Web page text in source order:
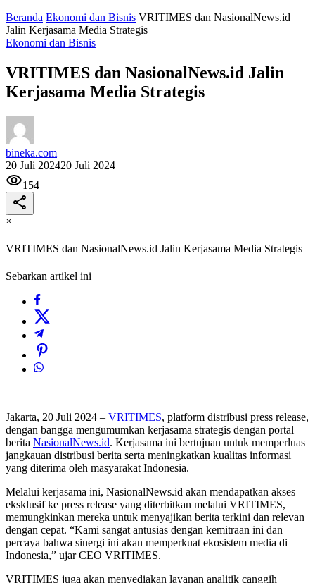
Beranda Ekonomi dan Bisnis VRITIMES dan NasionalNews.id
Jalin Kerjasama Media Strategis
Ekonomi dan Bisnis
VRITIMES dan NasionalNews.id Jalin
Kerjasama Media Strategis
bineka.com
20 Juli 202420 Juli 2024
154
×
VRITIMES dan NasionalNews.id Jalin Kerjasama Media Strategis
Sebarkan artikel ini
Jakarta, 20 Juli 2024 – VRITIMES, platform distribusi press release,
dengan bangga mengumumkan kerjasama strategis dengan portal
berita NasionalNews.id. Kerjasama ini bertujuan untuk memperluas
jangkauan distribusi berita serta meningkatkan kualitas informasi
yang diterima oleh masyarakat Indonesia.
Melalui kerjasama ini, NasionalNews.id akan mendapatkan akses
eksklusif ke press release yang diterbitkan melalui VRITIMES,
memungkinkan mereka untuk menyajikan berita terkini dan relevan
dengan cepat. “Kami sangat antusias dengan kemitraan ini dan
percaya bahwa sinergi ini akan memperkuat ekosistem media di
Indonesia,” ujar CEO VRITIMES.
VRITIMES juga akan menyediakan layanan analitik canggih